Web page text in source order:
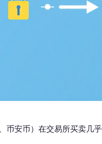
币安币）在交易所买卖几